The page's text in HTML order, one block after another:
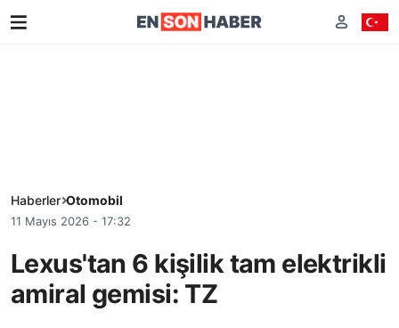
Haberler Otomobil
11 Mayıs 2026 - 17:32
Lexus'tan 6 kişilik tam elektrikli
amiral gemisi: TZ